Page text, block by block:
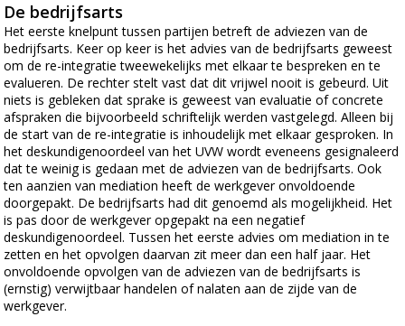
De bedrijfsarts
Het eerste knelpunt tussen partijen betreft de adviezen van de
bedrijfsarts. Keer op keer is het advies van de bedrijfsarts geweest
om de re-integratie tweewekelijks met elkaar te bespreken en te
evalueren. De rechter stelt vast dat dit vrijwel nooit is gebeurd. Uit
niets is gebleken dat sprake is geweest van evaluatie of concrete
afspraken die bijvoorbeeld schriftelijk werden vastgelegd. Alleen bij
de start van de re-integratie is inhoudelijk met elkaar gesproken. In
het deskundigenoordeel van het UVW wordt eveneens gesignaleerd
dat te weinig is gedaan met de adviezen van de bedrijfsarts. Ook
ten aanzien van mediation heeft de werkgever onvoldoende
doorgepakt. De bedrijfsarts had dit genoemd als mogelijkheid. Het
is pas door de werkgever opgepakt na een negatief
deskundigenoordeel. Tussen het eerste advies om mediation in te
zetten en het opvolgen daarvan zit meer dan een half jaar. Het
onvoldoende opvolgen van de adviezen van de bedrijfsarts is
(ernstig) verwijtbaar handelen of nalaten aan de zijde van de
werkgever.